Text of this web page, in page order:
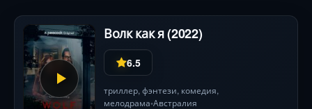
Волк как я (2022)
6.5
триллер, фэнтези, комедия,
мелодрама•Австралия